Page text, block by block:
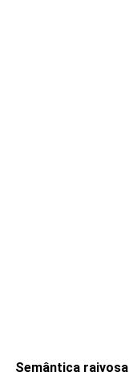
Semântica raivosa